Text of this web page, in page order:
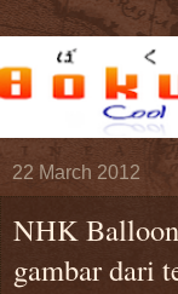
22 March 2012
NHK
gambar dari